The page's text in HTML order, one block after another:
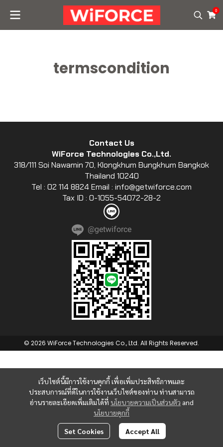
0
termscondition
เว็บไซต์นี้มีการใช้งานคุกกี้ เพื่อเพิ่มประสิทธิภาพและ
ประสบการณ์ที่ดีในการใช้งานเว็บไซต์ของท่าน ท่านสามารถ
อ่านรายละเอียดเพิ่มเติมได้ที่ นโยบายความเป็นส่วนตัว and
นโยบายคุกกี้
Set Cookies Accept All
Contact Us
WiForce Technologies Co.,Ltd.
318/111 Soi Nawamin 70, Klongkhum Bungkhum Bangkok
Thailand 10240
Tel : 02 114 8824 Email : info@getwiforce.com
Tax ID : 0-1055-54072-28-2
@getwiforce
© 2026 WiForce Technologies Co., Ltd. All Rights Reserved.